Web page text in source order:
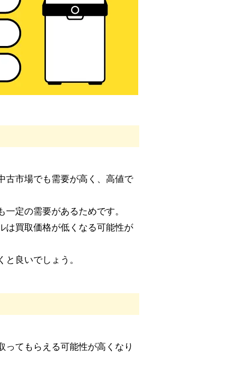
古市場でも需要が高く、高値で
定の需要があるためです。
は買取価格が低くなる可能性が
良いでしょう。
ってもらえる可能性が高くなり